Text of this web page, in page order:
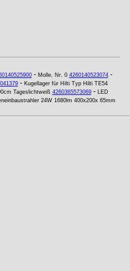
- Molle, Nr. 0 4260140523074-
- Kugellager für Hilti Typ Hilti TE54
Tageslichtweiß 4260365573069- LED
24W 1680lm 400x200x 65mm